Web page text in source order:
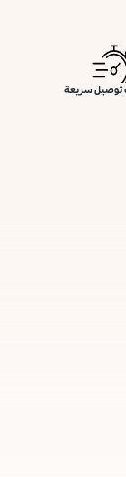
توصيل سريعة